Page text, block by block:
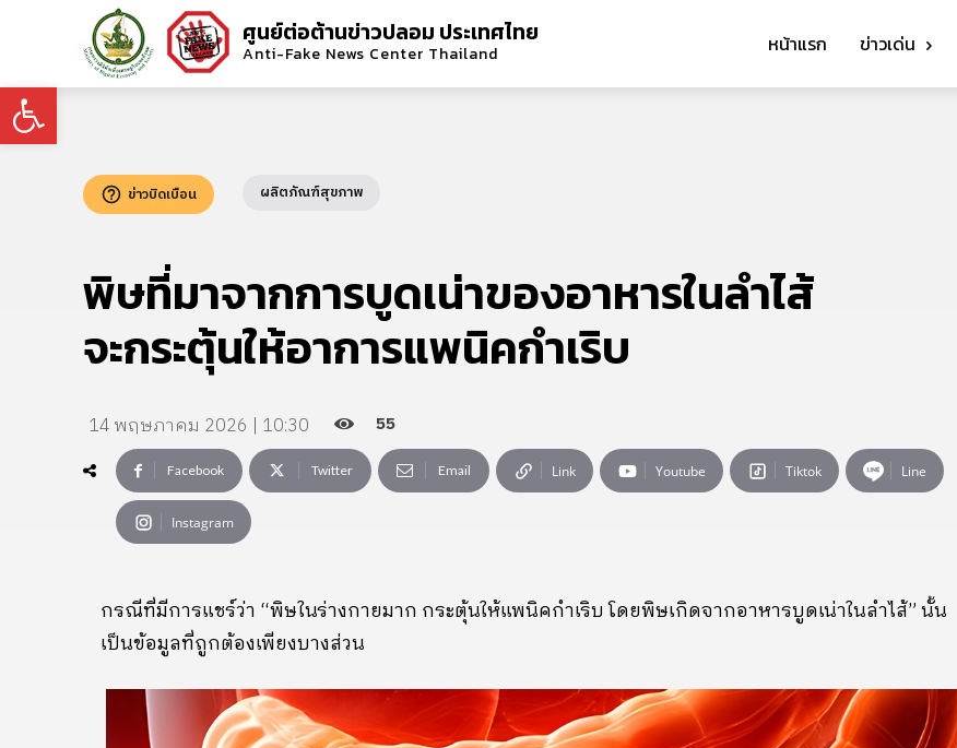
Open toolbar
ศูนย์ต่อต้านข่าวปลอม ประเทศไทย
Anti-Fake News Center Thailand หน้าแรก ข่าวเด่น
ข่าวบิดเบือน ผลิตภัณฑ์สุขภาพ
พิษที่มาจากการบูดเน่าของอาหารในลำไส้
จะกระตุ้นให้อาการแพนิคกำเริบ
14 พฤษภาคม 2026 | 10:30 55
Facebook Twitter Email Link Youtube Tiktok Line
Instagram
กรณีที่มีการแชร์ว่า “พิษในร่างกายมาก กระตุ้นให้แพนิคกำเริบ โดยพิษเกิดจากอาหารบูดเน่าในลำไส้” นั้น
เป็นข้อมูลที่ถูกต้องเพียงบางส่วน